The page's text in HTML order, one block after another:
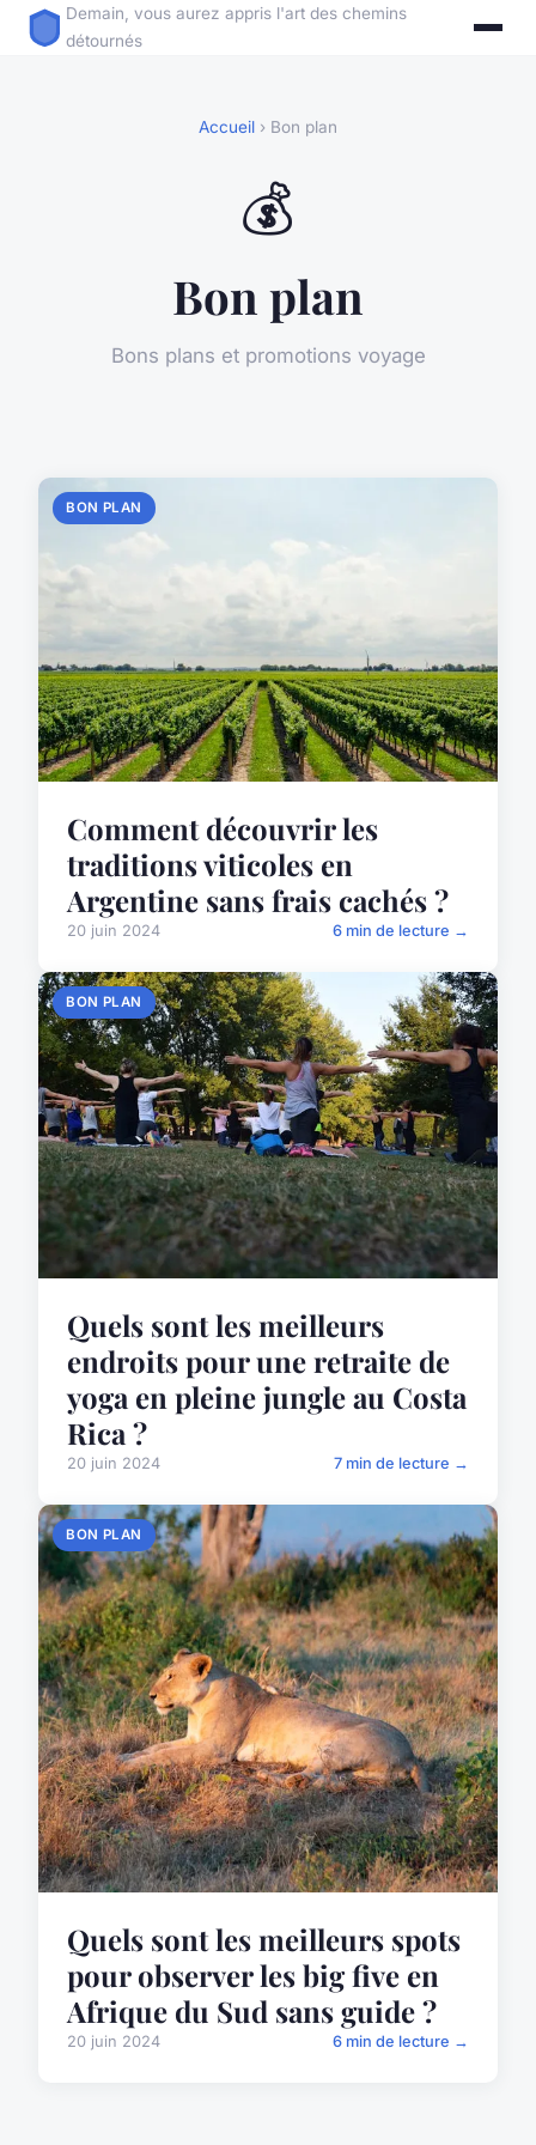
Demain, vous aurez appris l'art des chemins
détournés
Accueil › Bon plan
💰
Bon plan
Bons plans et promotions voyage
BON PLAN
Comment découvrir les
traditions viticoles en
Argentine sans frais cachés ?
20 juin 2024 6 min de lecture →
BON PLAN
Quels sont les meilleurs
endroits pour une retraite de
yoga en pleine jungle au Costa
Rica ?
20 juin 2024 7 min de lecture →
BON PLAN
Quels sont les meilleurs spots
pour observer les big five en
Afrique du Sud sans guide ?
20 juin 2024 6 min de lecture →